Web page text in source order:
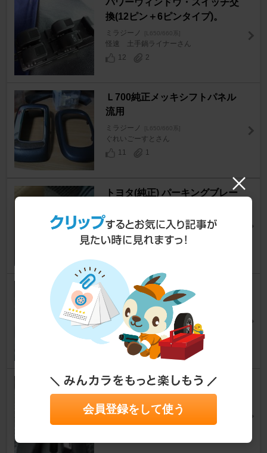
パワーウィンドウ・スイッチ交
換(12ピン＋6ピンタイプ)。
ミラジーノ [L650/660系]
怪速 土手鍋ライナーさん
12
2
Ｌ700純正メッキシフトパネル
流用
ミラジーノ [L650/660系]
ぐれいごーすとさん
11
1
トヨタ(純正) パーキングブレー
ミラジーノ [L650/660系]
こがもさん
AUTO GARAGE汎用本革シフ
トブーツをつけました
ミラジーノ [L650/660系]
ピノポルテさん
3
0
小銀ちゃんをシフトをMT(風)に
⑨銀⑨さん
46
2
会員登録をして使う